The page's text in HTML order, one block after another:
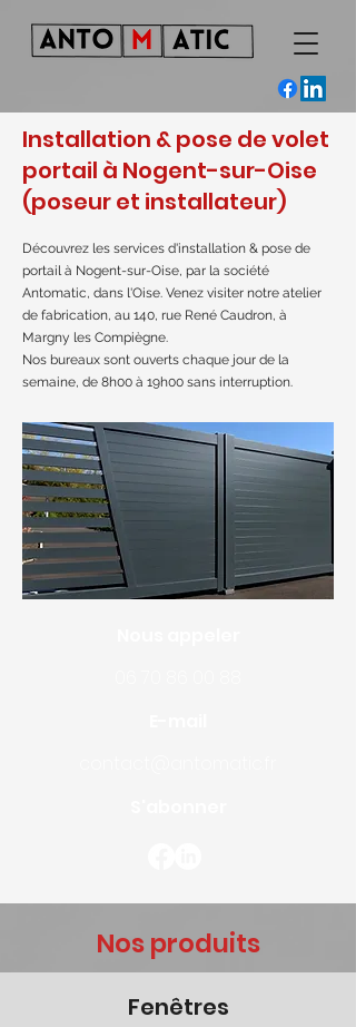
Installation & pose de volet
portail à Nogent-sur-Oise
(poseur et installateur)
Découvrez les services d'installation & pose de
portail à Nogent-sur-Oise, par la société
Antomatic, dans l'Oise. Venez visiter notre atelier
de fabrication, au 140, rue René Caudron, à
Margny les Compiègne.
Nos bureaux sont ouverts chaque jour de la
semaine, de 8h00 à 19h00 sans interruption.
Nos produits
Fenêtres